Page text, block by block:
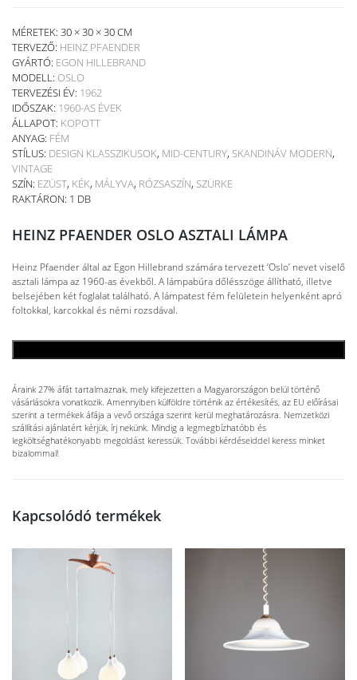
MÉRETEK: 30 × 30 × 30 CM
TERVEZŐ: HEINZ PFAENDER
GYÁRTÓ: EGON HILLEBRAND
MODELL: OSLO
TERVEZÉSI ÉV: 1962
IDŐSZAK: 1960-AS ÉVEK
ÁLLAPOT: KOPOTT
ANYAG: FÉM
STÍLUS: DESIGN KLASSZIKUSOK, MID-CENTURY, SKANDINÁV MODERN,
VINTAGE
SZÍN: EZÜST, KÉK, MÁLYVA, RÓZSASZÍN, SZÜRKE
RAKTÁRON: 1 DB
HEINZ PFAENDER OSLO ASZTALI LÁMPA
Heinz Pfaender által az Egon Hillebrand számára tervezett ‘Oslo’ nevet viselő
asztali lámpa az 1960-as évekből. A lámpabúra dőlésszöge állítható, illetve
belsejében két foglalat található. A lámpatest fém felületein helyenként apró
foltokkal, karcokkal és némi rozsdával.
Áraink 27% áfát tartalmaznak, mely kifejezetten a Magyarországon belül történő
vásárlásokra vonatkozik. Amennyiben külföldre történik az értékesítés, az EU előírásai
szerint a termékek áfája a vevő országa szerint kerül meghatározásra. Nemzetközi
szállítási ajánlatért kérjük, írj nekünk. Mindig a legmegbízhatóbb és
legköltséghatékonyabb megoldást keressük. További kérdéseiddel keress minket
bizalommal!
Kapcsolódó termékek